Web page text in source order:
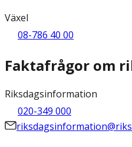
Växel
08-786 40 00
Faktafrågor om
Riksdagsinformation
020-349 000